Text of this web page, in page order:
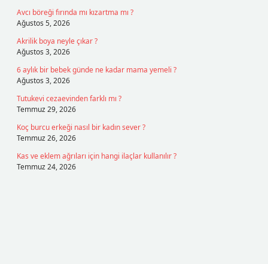
Avcı böreği fırında mı kızartma mı ?
Ağustos 5, 2026
Akrilik boya neyle çıkar ?
Ağustos 3, 2026
6 aylık bir bebek günde ne kadar mama yemeli ?
Ağustos 3, 2026
Tutukevi cezaevinden farklı mı ?
Temmuz 29, 2026
Koç burcu erkeği nasıl bir kadın sever ?
Temmuz 26, 2026
Kas ve eklem ağrıları için hangi ilaçlar kullanılır ?
Temmuz 24, 2026